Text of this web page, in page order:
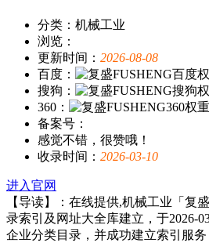
分类：机械工业
浏览：
更新时间： 2026-08-08
百度：
搜狗：
360：
备案号：
感觉不错，很赞哦！
收录时间： 2026-03-10
进入官网
【导读】：在线提供,机械工业「复
录索引及网址大全库建立，于2026-
企业分类目录，并成功建立索引服